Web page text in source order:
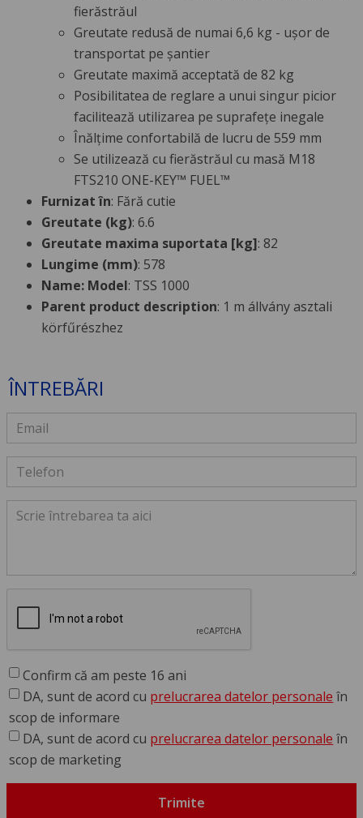
fierăstrăul
Greutate redusă de numai 6,6 kg - ușor de
transportat pe șantier
Greutate maximă acceptată de 82 kg
Posibilitatea de reglare a unui singur picior
facilitează utilizarea pe suprafețe inegale
Înălțime confortabilă de lucru de 559 mm
Se utilizează cu fierăstrăul cu masă M18
FTS210 ONE-KEY™ FUEL™
Furnizat în: Fără cutie
Greutate (kg): 6.6
Greutate maxima suportata [kg]: 82
Lungime (mm): 578
Name: Model: TSS 1000
Parent product description: 1 m állvány asztali
körfűrészhez
ÎNTREBĂRI
Confirm că am peste 16 ani
DA, sunt de acord cu prelucrarea datelor personale în
scop de informare
DA, sunt de acord cu prelucrarea datelor personale în
scop de marketing
Trimite